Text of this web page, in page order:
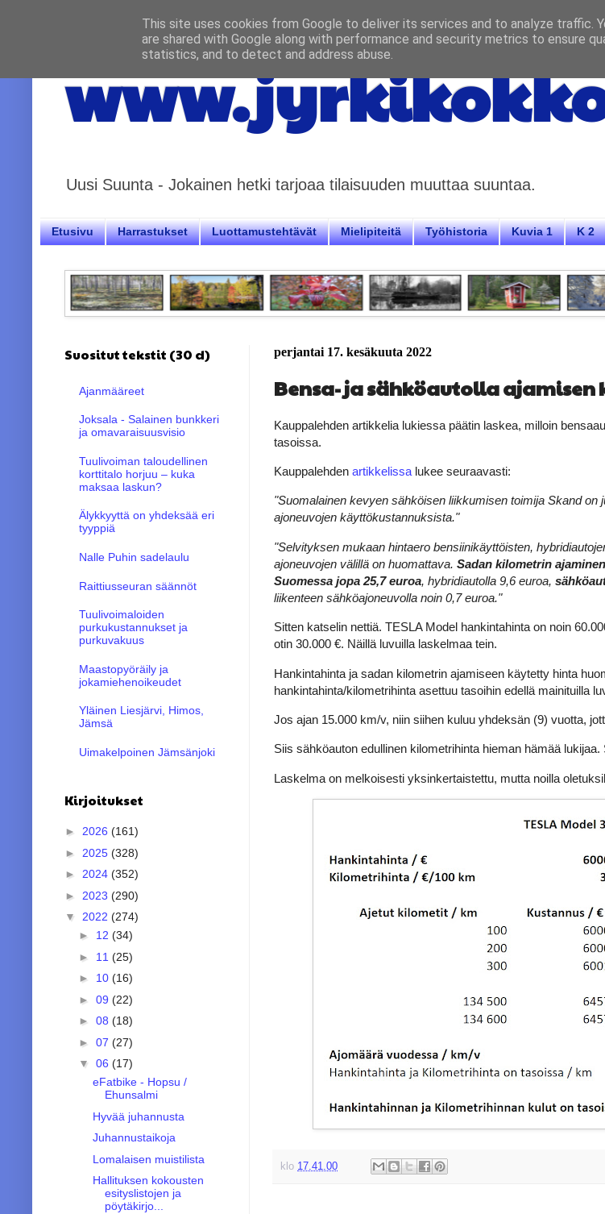
Uusi Suunta - Jokainen hetki tarjoaa tilaisuuden muuttaa suuntaa.
Etusivu Harrastukset Luottamustehtävät Mielipiteitä Työhistoria Kuvia 1 K 2
perjantai 17. kesäkuuta 2022
Bensa- ja sähköautolla ajamisen
Kauppalehden artikkelia lukiessa päätin laskea, milloin
tasoissa.
Kauppalehden artikkelissa lukee seuraavasti:
"Suomalainen kevyen sähköisen liikkumisen toimija Skand on
ajoneuvojen käyttökustannuksista."
"Selvityksen mukaan hintaero bensiinikäyttöisten,
ajoneuvojen välillä on huomattava. Sadan kilometrin
Suomessa jopa 25,7 euroa, hybridiautolla 9,6 euroa,
liikenteen sähköajoneuvolla noin 0,7 euroa."
Sitten katselin nettiä. TESLA Model hankintahinta on noin
otin 30.000 €. Näillä luvuilla laskelmaa tein.
Hankintahinta ja sadan kilometrin ajamiseen käytetty hinta
hankintahinta/kilometrihinta asettuu tasoihin edellä mainituilla
Jos ajan 15.000 km/v, niin siihen kuluu yhdeksän (9) vuotta,
Siis sähköauton edullinen kilometrihinta hieman hämää
Laskelma on melkoisesti yksinkertaistettu, mutta noilla
klo 17.41.00
Suositut tekstit (30 d)
Ajanmääreet
Joksala - Salainen bunkkeri
ja omavaraisuusvisio
Tuulivoiman taloudellinen
korttitalo horjuu – kuka
maksaa laskun?
Älykkyyttä on yhdeksää eri
tyyppiä
Nalle Puhin sadelaulu
Raittiusseuran säännöt
Tuulivoimaloiden
purkukustannukset ja
purkuvakuus
Maastopyöräily ja
jokamiehenoikeudet
Yläinen Liesjärvi, Himos,
Jämsä
Uimakelpoinen Jämsänjoki
Kirjoitukset
► 2026 (161)
► 2025 (328)
► 2024 (352)
► 2023 (290)
▼ 2022 (274)
► 12 (34)
► 11 (25)
► 10 (16)
► 09 (22)
► 08 (18)
► 07 (27)
▼ 06 (17)
eFatbike - Hopsu /
Ehunsalmi
Hyvää juhannusta
Juhannustaikoja
Lomalaisen muistilista
Hallituksen kokousten
esityslistojen ja
pöytäkirjo...
This site uses cookies from Google to deliver its services and to analyze traffic.
are shared with Google along with performance and security metrics to ensure
statistics, and to detect and address abuse.